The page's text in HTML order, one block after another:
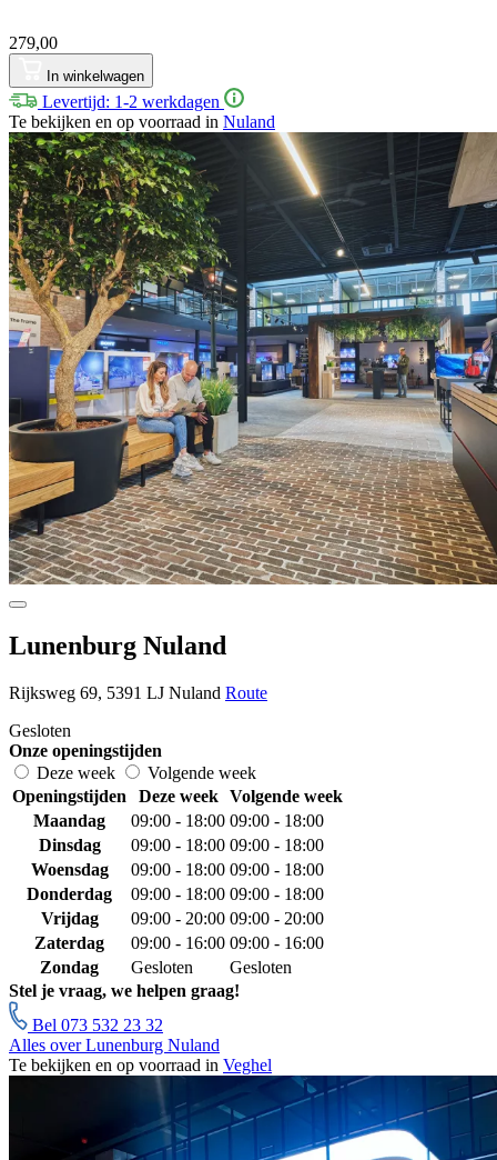
279,00
In winkelwagen
Levertijd: 1-2 werkdagen
Te bekijken en op voorraad in Nuland
Lunenburg Nuland
Rijksweg 69, 5391 LJ Nuland Route
Gesloten
Onze openingstijden
Deze week
Volgende week
Openingstijden
Deze week
Volgende week
Maandag
09:00 - 18:00 09:00 - 18:00
Dinsdag
09:00 - 18:00 09:00 - 18:00
Woensdag
09:00 - 18:00 09:00 - 18:00
Donderdag
09:00 - 18:00 09:00 - 18:00
Vrijdag
09:00 - 20:00 09:00 - 20:00
Zaterdag
09:00 - 16:00 09:00 - 16:00
Zondag
Gesloten
Gesloten
Stel je vraag, we helpen graag!
Bel 073 532 23 32
Alles over Lunenburg Nuland
Te bekijken en op voorraad in Veghel